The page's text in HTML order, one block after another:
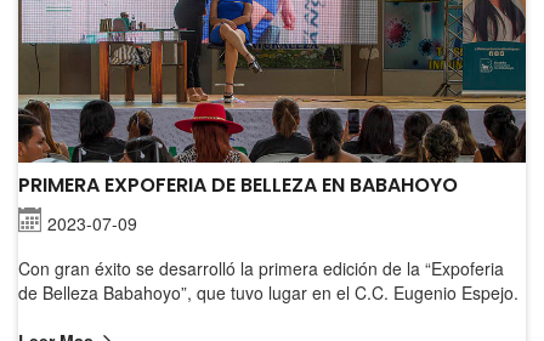
PRIMERA EXPOFERIA DE BELLEZA EN BABAHOYO
2023-07-09
Con gran éxito se desarrolló la primera edición de la “Expoferia
de Belleza Babahoyo”, que tuvo lugar en el C.C. Eugenio Espejo.